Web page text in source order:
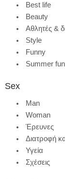
Best life
Beauty
Αθλητές &
Style
Funny
Summer fun
Sex
Man
Woman
Έρευνες
Διατροφή
Υγεία
Σχέσεις